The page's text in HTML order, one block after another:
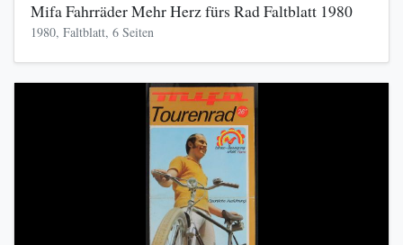
Mifa Fahrräder Mehr Herz fürs Rad Faltblatt 1980
1980, Faltblatt, 6 Seiten